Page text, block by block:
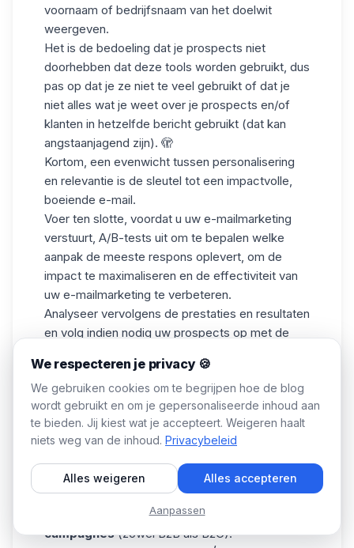
voornaam of bedrijfsnaam van het doelwit
weergeven.
Het is de bedoeling dat je prospects niet
doorhebben dat deze tools worden gebruikt, dus
pas op dat je ze niet te veel gebruikt of dat je
niet alles wat je weet over je prospects en/of
klanten in hetzelfde bericht gebruikt (dat kan
angstaanjagend zijn). 🫣
Kortom, een evenwicht tussen personalisering
en relevantie is de sleutel tot een impactvolle,
boeiende e-mail.
Voer ten slotte, voordat u uw e-mailmarketing
verstuurt, A/B-tests uit om te bepalen welke
aanpak de meeste respons oplevert, om de
impact te maximaliseren en de effectiviteit van
uw e-mailmarketing te verbeteren.
Analyseer vervolgens de prestaties en resultaten
en volg indien nodig uw prospects op met de
moment. ⏰
Nu weet je alles over e-mailmarketing. Maar het
wordt zeker duidelijker als we je wat
voorbeeldcampagnes laten zien en je wat tools
geven om te gebruiken.
+6 Email marketing voorbeeld
We beginnen met het delen van +6 vooraf
email marketing voorbeeld
campagnes(zowel B2B als B2C).
We respecteren je privacy 🍪
We gebruiken cookies om te begrijpen hoe de blog
wordt gebruikt en om je gepersonaliseerde inhoud aan
te bieden. Jij kiest wat je accepteert. Weigeren haalt
niets weg van de inhoud. Privacybeleid
Alles weigeren Alles accepteren
Aanpassen